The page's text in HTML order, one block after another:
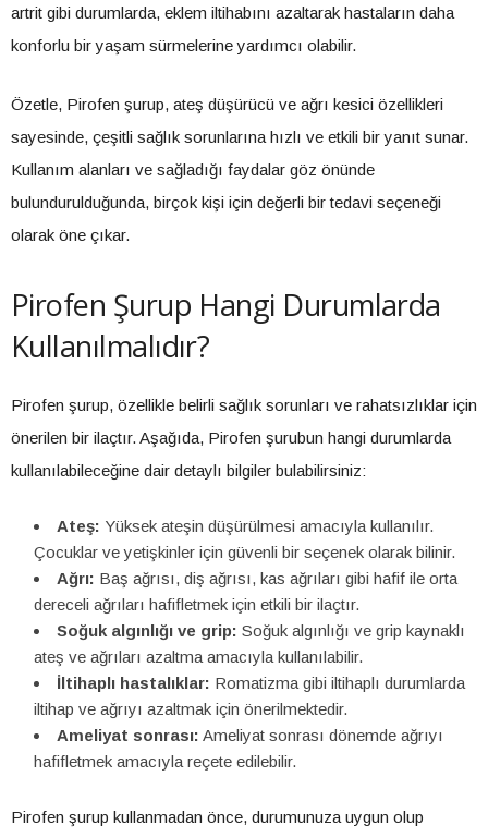
artrit gibi durumlarda, eklem iltihabını azaltarak hastaların daha
konforlu bir yaşam sürmelerine yardımcı olabilir.
Özetle, Pirofen şurup, ateş düşürücü ve ağrı kesici özellikleri
sayesinde, çeşitli sağlık sorunlarına hızlı ve etkili bir yanıt sunar.
Kullanım alanları ve sağladığı faydalar göz önünde
bulundurulduğunda, birçok kişi için değerli bir tedavi seçeneği
olarak öne çıkar.
Pirofen Şurup Hangi Durumlarda
Kullanılmalıdır?
Pirofen şurup, özellikle belirli sağlık sorunları ve rahatsızlıklar için
önerilen bir ilaçtır. Aşağıda, Pirofen şurubun hangi durumlarda
kullanılabileceğine dair detaylı bilgiler bulabilirsiniz:
Ateş: Yüksek ateşin düşürülmesi amacıyla kullanılır.
Çocuklar ve yetişkinler için güvenli bir seçenek olarak bilinir.
Ağrı: Baş ağrısı, diş ağrısı, kas ağrıları gibi hafif ile orta
dereceli ağrıları hafifletmek için etkili bir ilaçtır.
Soğuk algınlığı ve grip: Soğuk algınlığı ve grip kaynaklı
ateş ve ağrıları azaltma amacıyla kullanılabilir.
İltihaplı hastalıklar: Romatizma gibi iltihaplı durumlarda
iltihap ve ağrıyı azaltmak için önerilmektedir.
Ameliyat sonrası: Ameliyat sonrası dönemde ağrıyı
hafifletmek amacıyla reçete edilebilir.
Pirofen şurup kullanmadan önce, durumunuza uygun olup